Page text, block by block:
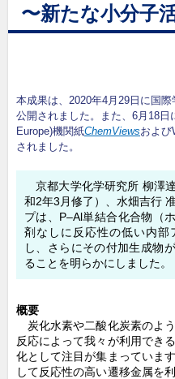
〜新たな小分子
本成果は、2020年4月29日に国際
公開されました。また、 6月18日
Europe)機関紙ChemViewsおよび
されました。
京都大学化学研究所 柳澤
和2年3月修了）、水畑吉行
プは、P–Al単結合化合物（
剤なしに反応性の低い内部
し、さらにその付加生成物
ることを明らかにしました。
概要
炭化水素や二酸化炭素のよ
反応によって我々が利用でき
化として注目が集まっていま
して反応性の高い遷移金属を